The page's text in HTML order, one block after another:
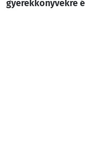
gyerekkönyvekre